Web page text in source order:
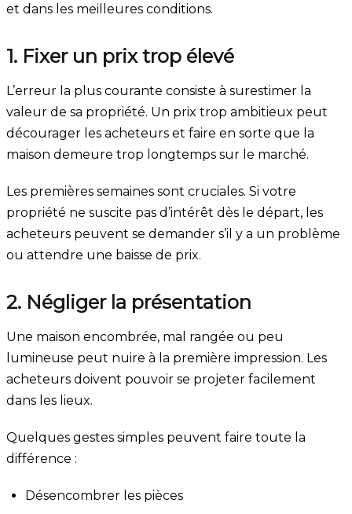
et dans les meilleures conditions.
1. Fixer un prix trop élevé
L’erreur la plus courante consiste à surestimer la
valeur de sa propriété. Un prix trop ambitieux peut
décourager les acheteurs et faire en sorte que la
maison demeure trop longtemps sur le marché.
Les premières semaines sont cruciales. Si votre
propriété ne suscite pas d’intérêt dès le départ, les
acheteurs peuvent se demander s’il y a un problème
ou attendre une baisse de prix.
2. Négliger la présentation
Une maison encombrée, mal rangée ou peu
lumineuse peut nuire à la première impression. Les
acheteurs doivent pouvoir se projeter facilement
dans les lieux.
Quelques gestes simples peuvent faire toute la
différence :
Désencombrer les pièces